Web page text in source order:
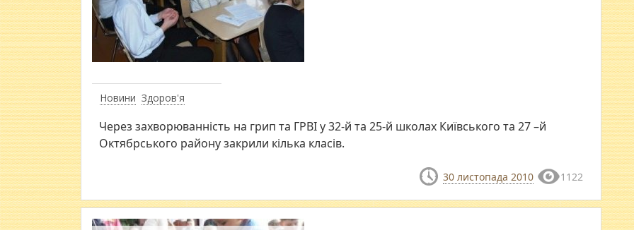
Новини Здоров'я
Через захворюванність на грип та ГРВІ у 32-й та 25-й школах Київського та 27 –й
Октябрського району закрили кілька класів.
30 листопада 2010 1122